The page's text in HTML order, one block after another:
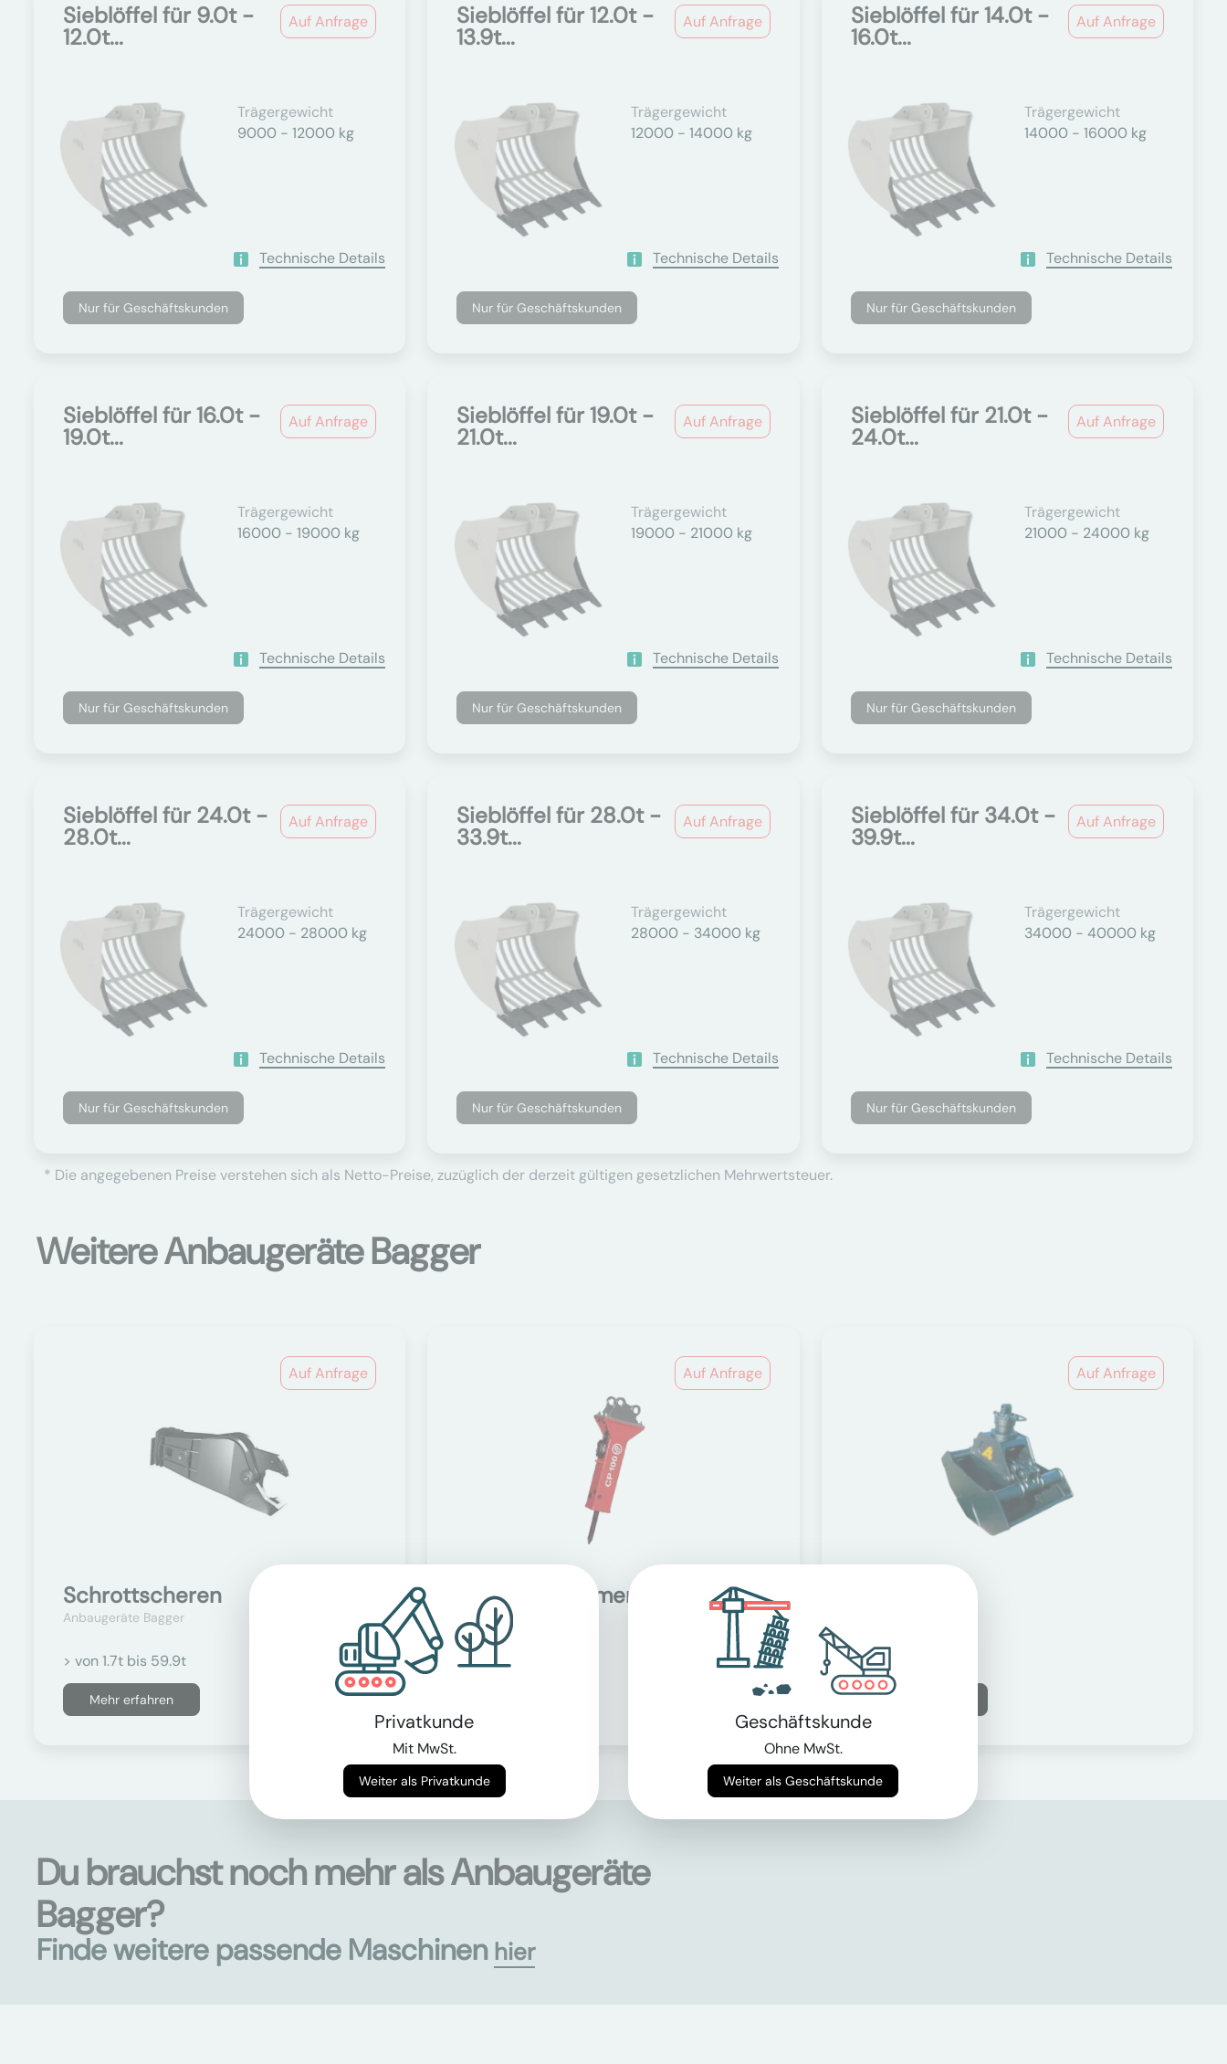
Auf Anfrage
Sieblöffel für 9.0t -
12.0t...
Trägergewicht
9000 - 12000 kg
Technische Details
Nur für Geschäftskunden
Auf Anfrage
Sieblöffel für 12.0t -
13.9t...
Trägergewicht
12000 - 14000 kg
Technische Details
Nur für Geschäftskunden
Auf Anfrage
Sieblöffel für 14.0t -
16.0t...
Trägergewicht
14000 - 16000 kg
Technische Details
Nur für Geschäftskunden
Auf Anfrage
Sieblöffel für 16.0t -
19.0t...
Trägergewicht
16000 - 19000 kg
Technische Details
Nur für Geschäftskunden
Auf Anfrage
Sieblöffel für 19.0t -
21.0t...
Trägergewicht
19000 - 21000 kg
Technische Details
Nur für Geschäftskunden
Auf Anfrage
Sieblöffel für 21.0t -
24.0t...
Trägergewicht
21000 - 24000 kg
Technische Details
Nur für Geschäftskunden
Auf Anfrage
Sieblöffel für 24.0t -
28.0t...
Trägergewicht
24000 - 28000 kg
Technische Details
Nur für Geschäftskunden
Auf Anfrage
Sieblöffel für 28.0t -
33.9t...
Trägergewicht
28000 - 34000 kg
Technische Details
Nur für Geschäftskunden
Auf Anfrage
Sieblöffel für 34.0t -
39.9t...
Trägergewicht
34000 - 40000 kg
Technische Details
Nur für Geschäftskunden
* Die angegebenen Preise verstehen sich als Netto-Preise, zuzüglich der derzeit gültigen gesetzlichen Mehrwertsteuer.
Weitere Anbaugeräte Bagger
Auf Anfrage
Schrottscheren
Anbaugeräte Bagger
> von 1.7t bis 59.9t
Mehr erfahren
Auf Anfrage
Hydraulikhammer
Anbaugeräte Bagger
> von 1.9t bis 59.9t
Auf Anfrage
Mehr erfahren
Du brauchst noch mehr als Anbaugeräte
Bagger?
Finde weitere passende Maschinen hier
Privatkunde
Mit MwSt.
Weiter als Privatkunde
Geschäftskunde
Ohne MwSt.
Weiter als Geschäftskunde